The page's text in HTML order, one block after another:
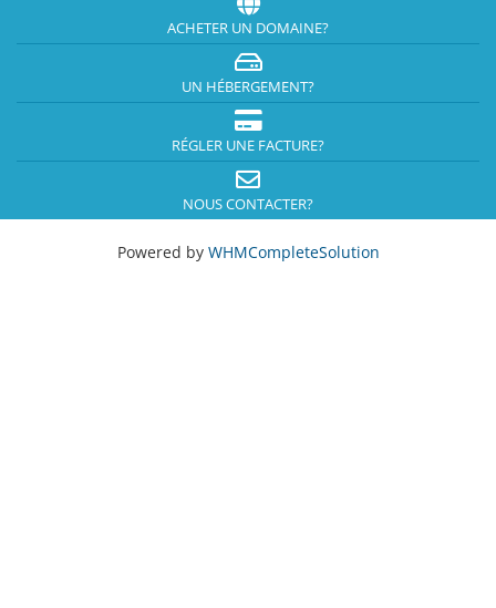
ACHETER UN DOMAINE?
UN HÉBERGEMENT?
RÉGLER UNE FACTURE?
NOUS CONTACTER?
Powered by WHMCompleteSolution